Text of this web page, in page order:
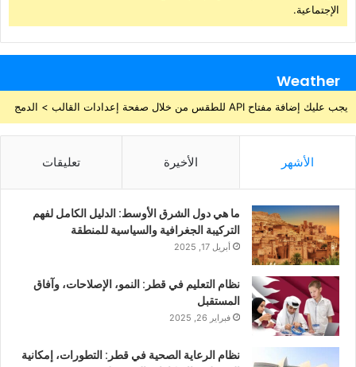
الإجتماعية.
Weather
يجب عليك إضافة مفتاح API للطقس من خلال صفحة إعدادات القالب > الدمج
الأشهر الأخيرة تعليقات
ما هي دول الشرق الأوسط: الدليل الكامل لفهم
التركيبة الجغرافية والسياسية للمنطقة
أبريل 17, 2025
نظام التعليم في قطر: النمو، الإصلاحات، وآفاق
المستقبل
فبراير 26, 2025
نظام الرعاية الصحية في قطر: التطورات، إمكانية